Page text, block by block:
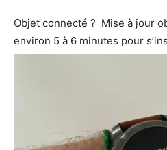
Objet connecté ? Mise à jour
environ 5 à 6 minutes pour